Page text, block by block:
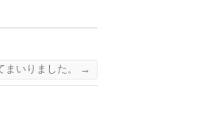
いりました。
→